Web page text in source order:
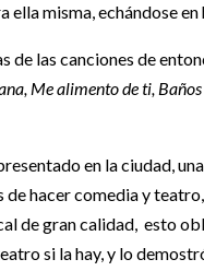
misma, echándose
las canciones de
Me alimento de ti, Baños
en la ciudad,
hacer comedia y
de gran calidad, esto
si la hay, y lo